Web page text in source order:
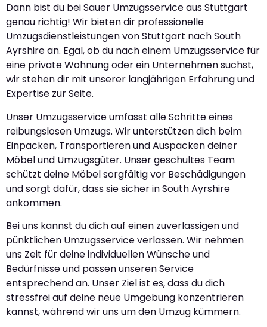
Dann bist du bei Sauer Umzugsservice aus Stuttgart
genau richtig! Wir bieten dir professionelle
Umzugsdienstleistungen von Stuttgart nach South
Ayrshire an. Egal, ob du nach einem Umzugsservice für
eine private Wohnung oder ein Unternehmen suchst,
wir stehen dir mit unserer langjährigen Erfahrung und
Expertise zur Seite.
Unser Umzugsservice umfasst alle Schritte eines
reibungslosen Umzugs. Wir unterstützen dich beim
Einpacken, Transportieren und Auspacken deiner
Möbel und Umzugsgüter. Unser geschultes Team
schützt deine Möbel sorgfältig vor Beschädigungen
und sorgt dafür, dass sie sicher in South Ayrshire
ankommen.
Bei uns kannst du dich auf einen zuverlässigen und
pünktlichen Umzugsservice verlassen. Wir nehmen
uns Zeit für deine individuellen Wünsche und
Bedürfnisse und passen unseren Service
entsprechend an. Unser Ziel ist es, dass du dich
stressfrei auf deine neue Umgebung konzentrieren
kannst, während wir uns um den Umzug kümmern.